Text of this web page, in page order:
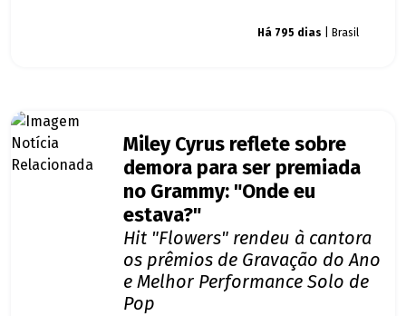
Há 795 dias | Brasil
Miley Cyrus reflete sobre
demora para ser premiada
no Grammy: "Onde eu
estava?"
Hit "Flowers" rendeu à cantora
os prêmios de Gravação do Ano
e Melhor Performance Solo de
Pop